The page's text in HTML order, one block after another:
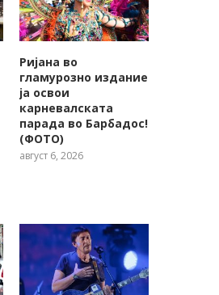
Ријана во
гламурозно издание
ја освои
карневалската
парада во Барбадос!
(ФОТО)
август 6, 2026